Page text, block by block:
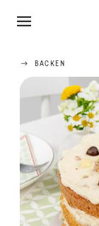
BACKEN